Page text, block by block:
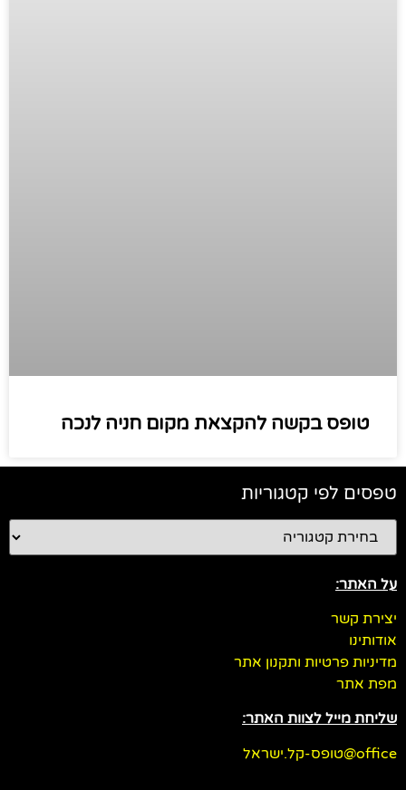
טופס בקשה להקצאת מקום חניה לנכה
טפסים לפי קטגוריות
על האתר:
יצירת קשר
אודותינו
מדיניות פרטיות ותקנון אתר
מפת אתר
שליחת מייל לצוות האתר:
office@טופס-קל.ישראל